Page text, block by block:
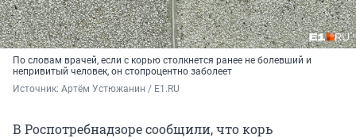
По словам врачей, если с корью столкнется ранее не болевший и
непривитый человек, он стопроцентно заболеет
Источник: Артём Устюжанин / E1.RU
В Роспотребнадзоре сообщили, что корь